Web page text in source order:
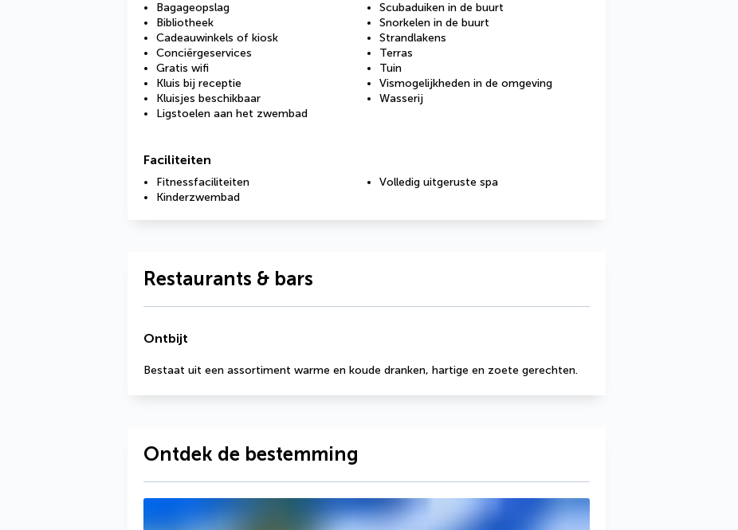
Bagageopslag
Bibliotheek
Cadeauwinkels of kiosk
Conciërgeservices
Gratis wifi
Kluis bij receptie
Kluisjes beschikbaar
Ligstoelen aan het zwembad
Scubaduiken in de buurt
Snorkelen in de buurt
Strandlakens
Terras
Tuin
Vismogelijkheden in de omgeving
Wasserij
Faciliteiten
Fitnessfaciliteiten
Kinderzwembad
Volledig uitgeruste spa
Restaurants & bars
Ontbijt
Bestaat uit een assortiment warme en koude dranken, hartige en zoete gerechten.
Ontdek de bestemming